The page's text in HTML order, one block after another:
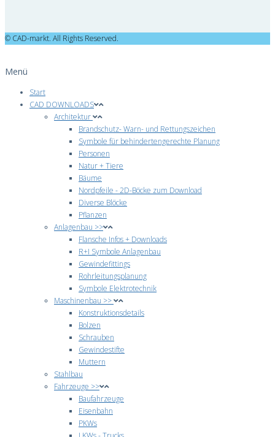
© CAD-markt. All Rights Reserved.
Menü
Start
CAD DOWNLOADS
Architektur
Brandschutz- Warn- und Rettungszeichen
Symbole für behindertengerechte Planung
Personen
Natur + Tiere
Bäume
Nordpfeile - 2D-Böcke zum Download
Diverse Blöcke
Pflanzen
Anlagenbau >>
Flansche Infos + Downloads
R+I Symbole Anlagenbau
Gewindefittings
Rohrleitungsplanung
Symbole Elektrotechnik
Maschinenbau >>
Konstruktionsdetails
Bolzen
Schrauben
Gewindestifte
Muttern
Stahlbau
Fahrzeuge >>
Baufahrzeuge
Eisenbahn
PKWs